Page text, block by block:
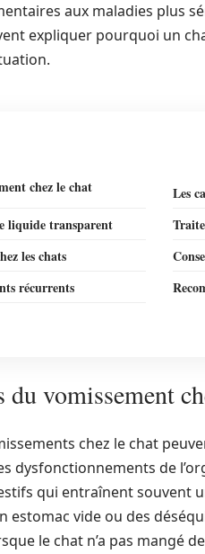
aux maladies plus
expliquer pourquoi un
chez le chat
Les
liquide transparent
les chats
récurrents
du vomissement
chez le chat
dysfonctionnements de
qui entraînent souvent
estomac vide ou des
le chat n’a pas mangé